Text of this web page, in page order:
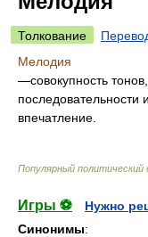
Толкование
Мелодия
—совокупность
впечатление.
Популярный политический
Игры ⚽
Нужно
Синонимы: